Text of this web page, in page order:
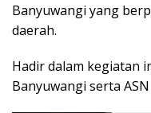
Banyuwangi yang
daerah.
Hadir dalam kegiatan
Banyuwangi serta